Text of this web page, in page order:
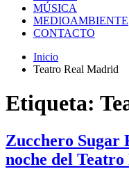
MÚSICA
MEDIOAMBIENTE
CONTACTO
Inicio
Teatro Real Madrid
Etiqueta:
Zucchero Sugar
noche del Teatro